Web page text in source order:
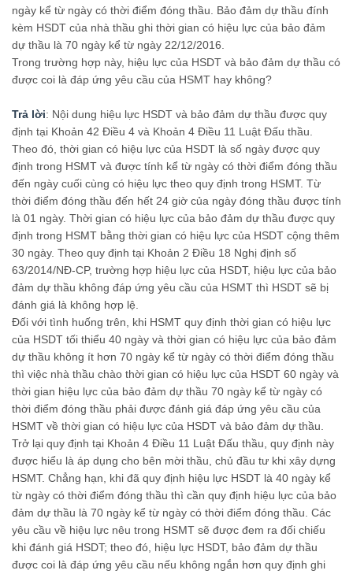
ngày kể từ ngày có thời điểm đóng thầu. Bảo đảm dự thầu đính
kèm HSDT của nhà thầu ghi thời gian có hiệu lực của bảo đảm
dự thầu là 70 ngày kể từ ngày 22/12/2016.
Trong trường hợp này, hiệu lực của HSDT và bảo đảm dự thầu có
được coi là đáp ứng yêu cầu của HSMT hay không?
Trả lời: Nội dung hiệu lực HSDT và bảo đảm dự thầu được quy
định tại Khoản 42 Điều 4 và Khoản 4 Điều 11 Luật Đấu thầu.
Theo đó, thời gian có hiệu lực của HSDT là số ngày được quy
định trong HSMT và được tính kể từ ngày có thời điểm đóng thầu
đến ngày cuối cùng có hiệu lực theo quy định trong HSMT. Từ
thời điểm đóng thầu đến hết 24 giờ của ngày đóng thầu được tính
là 01 ngày. Thời gian có hiệu lực của bảo đảm dự thầu được quy
định trong HSMT bằng thời gian có hiệu lực của HSDT cộng thêm
30 ngày. Theo quy định tại Khoản 2 Điều 18 Nghị định số
63/2014/NĐ-CP, trường hợp hiệu lực của HSDT, hiệu lực của bảo
đảm dự thầu không đáp ứng yêu cầu của HSMT thì HSDT sẽ bị
đánh giá là không hợp lệ.
Đối với tình huống trên, khi HSMT quy định thời gian có hiệu lực
của HSDT tối thiểu 40 ngày và thời gian có hiệu lực của bảo đảm
dự thầu không ít hơn 70 ngày kể từ ngày có thời điểm đóng thầu
thì việc nhà thầu chào thời gian có hiệu lực của HSDT 60 ngày và
thời gian hiệu lực của bảo đảm dự thầu 70 ngày kể từ ngày có
thời điểm đóng thầu phải được đánh giá đáp ứng yêu cầu của
HSMT về thời gian có hiệu lực của HSDT và bảo đảm dự thầu.
Trở lại quy định tại Khoản 4 Điều 11 Luật Đấu thầu, quy định này
được hiểu là áp dụng cho bên mời thầu, chủ đầu tư khi xây dựng
HSMT. Chẳng hạn, khi đã quy định hiệu lực HSDT là 40 ngày kể
từ ngày có thời điểm đóng thầu thì cần quy định hiệu lực của bảo
đảm dự thầu là 70 ngày kể từ ngày có thời điểm đóng thầu. Các
yêu cầu về hiệu lực nêu trong HSMT sẽ được đem ra đối chiếu
khi đánh giá HSDT; theo đó, hiệu lực HSDT, bảo đảm dự thầu
được coi là đáp ứng yêu cầu nếu không ngắn hơn quy định ghi